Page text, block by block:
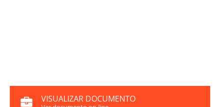
VISUALIZAR DOCUMENTO